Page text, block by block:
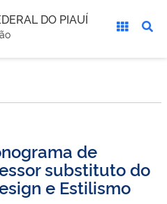
DO PIAUÍ
de
substituto do
e Estilismo